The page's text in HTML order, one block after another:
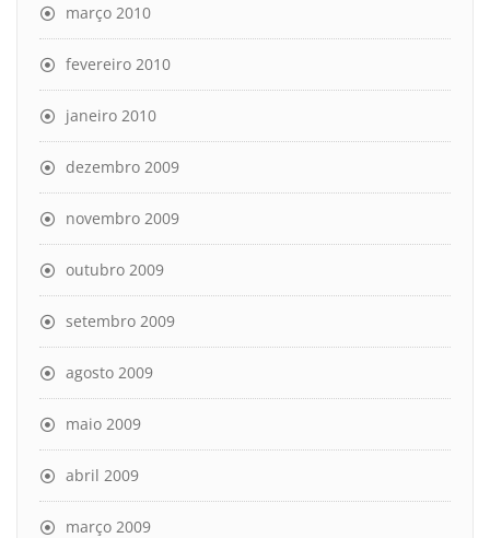
março 2010
fevereiro 2010
janeiro 2010
dezembro 2009
novembro 2009
outubro 2009
setembro 2009
agosto 2009
maio 2009
abril 2009
março 2009